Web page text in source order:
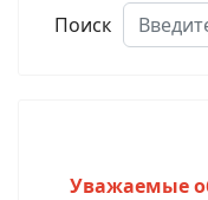
Поиск
Уважаемые